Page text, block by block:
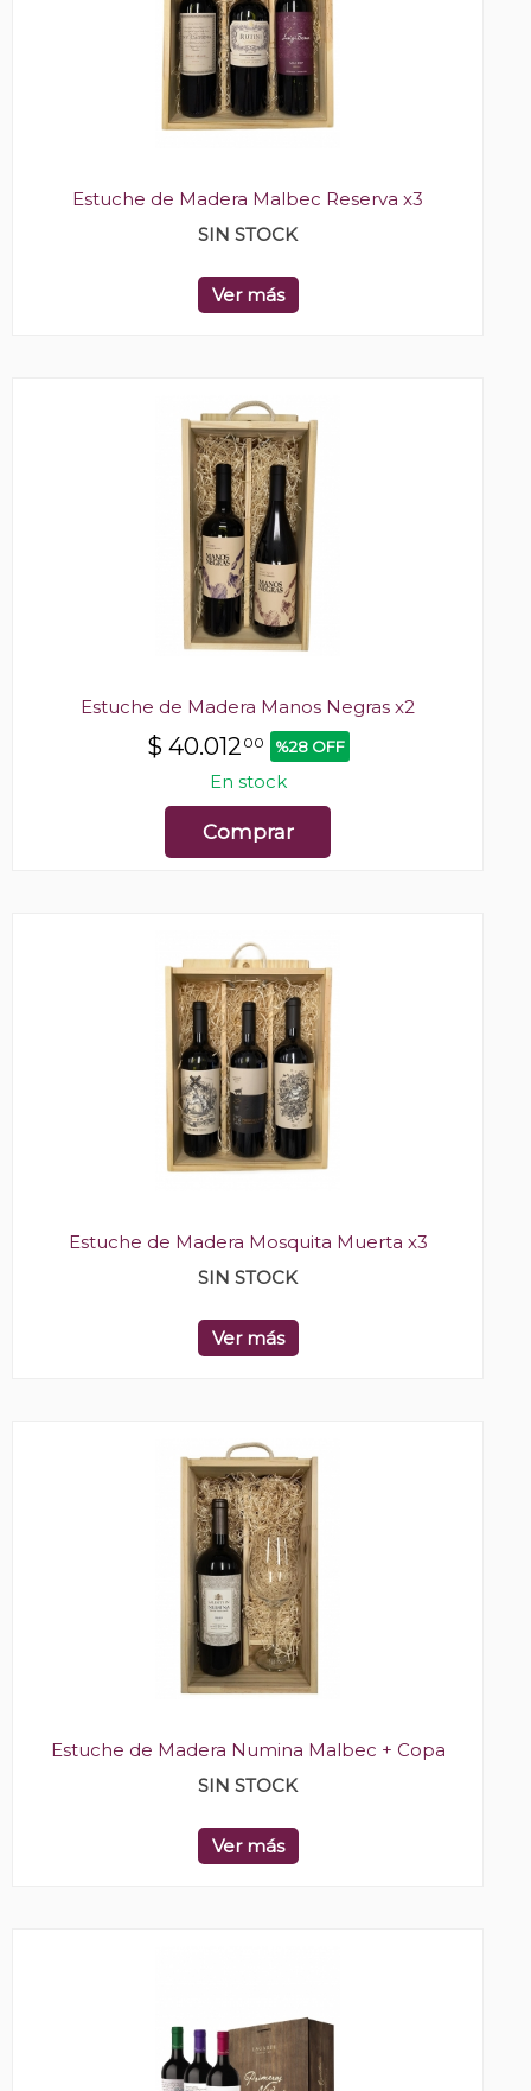
Estuche de Madera Malbec Reserva x3
SIN STOCK
Ver más
Estuche de Madera Manos Negras x2
$ 40.012 00 %28 OFF
En stock
Comprar
Estuche de Madera Mosquita Muerta x3
SIN STOCK
Ver más
Estuche de Madera Numina Malbec + Copa
SIN STOCK
Ver más